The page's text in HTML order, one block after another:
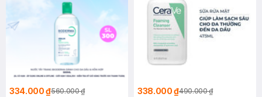
334.000 ₫560.000 ₫ 338.000 ₫490.000 ₫